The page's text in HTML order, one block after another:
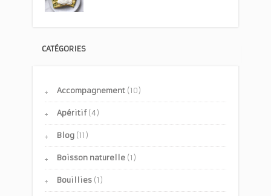
CATÉGORIES
Accompagnement (10)
Apéritif(4)
Blog (11)
Boisson naturelle (1)
Bouillies (1)